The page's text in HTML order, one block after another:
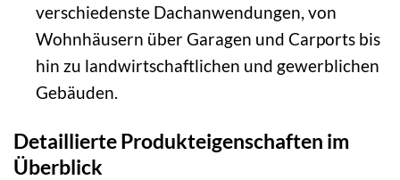
verschiedenste Dachanwendungen, von
Wohnhäusern über Garagen und Carports bis
hin zu landwirtschaftlichen und gewerblichen
Gebäuden.
Detaillierte Produkteigenschaften im
Überblick